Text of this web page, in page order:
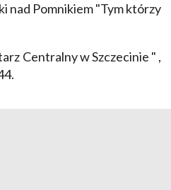
nad Pomnikiem "Tym którzy
Centralny w Szczecinie " ,